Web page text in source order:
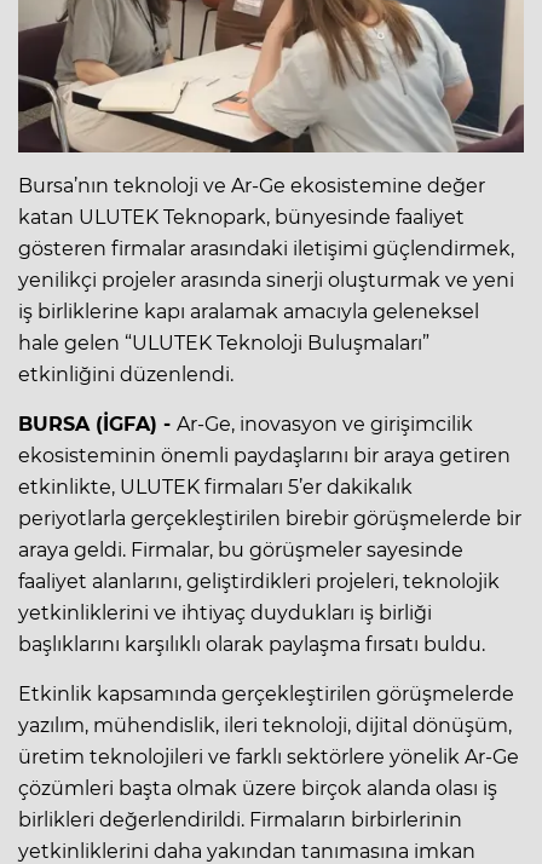
Bursa’nın teknoloji ve Ar-Ge ekosistemine değer
katan ULUTEK Teknopark, bünyesinde faaliyet
gösteren firmalar arasındaki iletişimi güçlendirmek,
yenilikçi projeler arasında sinerji oluşturmak ve yeni
iş birliklerine kapı aralamak amacıyla geleneksel
hale gelen “ULUTEK Teknoloji Buluşmaları”
etkinliğini düzenlendi.
BURSA (İGFA) - Ar-Ge, inovasyon ve girişimcilik
ekosisteminin önemli paydaşlarını bir araya getiren
etkinlikte, ULUTEK firmaları 5’er dakikalık
periyotlarla gerçekleştirilen birebir görüşmelerde bir
araya geldi. Firmalar, bu görüşmeler sayesinde
faaliyet alanlarını, geliştirdikleri projeleri, teknolojik
yetkinliklerini ve ihtiyaç duydukları iş birliği
başlıklarını karşılıklı olarak paylaşma fırsatı buldu.
Etkinlik kapsamında gerçekleştirilen görüşmelerde
yazılım, mühendislik, ileri teknoloji, dijital dönüşüm,
üretim teknolojileri ve farklı sektörlere yönelik Ar-Ge
çözümleri başta olmak üzere birçok alanda olası iş
birlikleri değerlendirildi. Firmaların birbirlerinin
yetkinliklerini daha yakından tanımasına imkan